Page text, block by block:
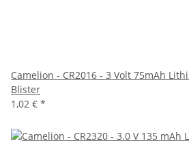
Camelion - CR2016 - 3 Volt 75mAh
Blister
1,02 € *